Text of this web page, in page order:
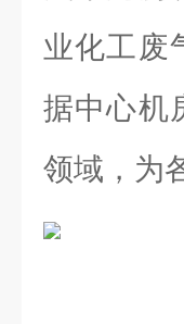
业化工废
据中心机
领域，为